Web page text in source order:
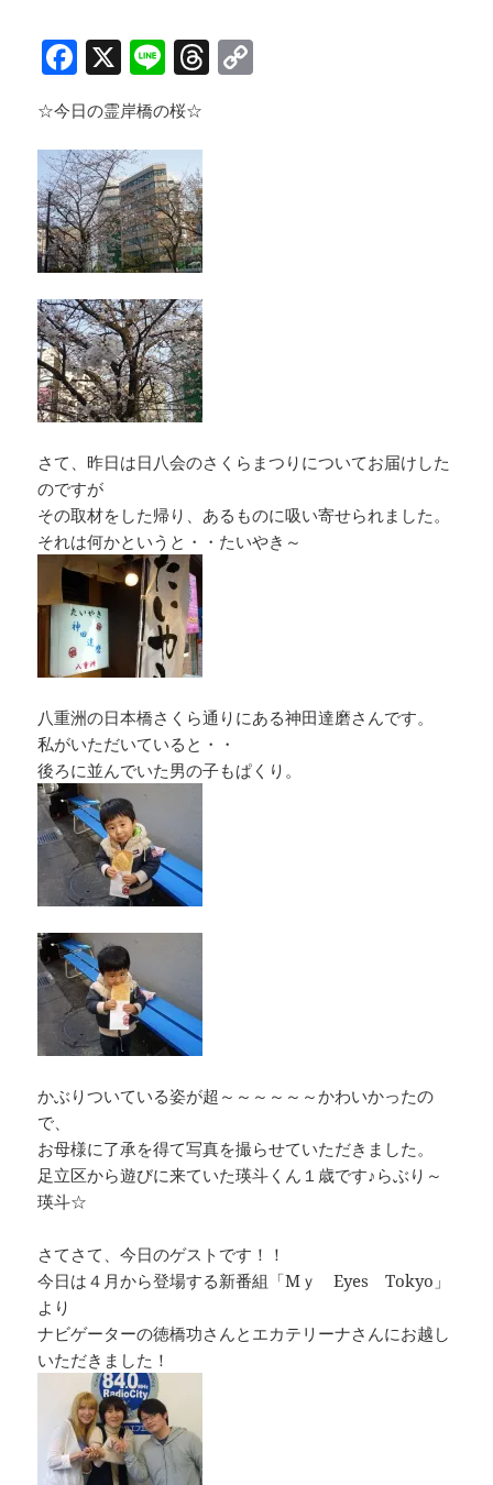
F
a
c
e
b
o
o
k
X Li
n
e
T
☆今日の霊岸橋の桜☆
さて、昨日は日八会のさくらまつりについてお届けした
のですが
その取材をした帰り、あるものに吸い寄せられました。
それは何かというと・・たいやき～
八重洲の日本橋さくら通りにある神田達磨さんです。
私がいただいていると・・
後ろに並んでいた男の子もぱくり。
かぶりついている姿が超～～～～～～かわいかったの
で、
お母様に了承を得て写真を撮らせていただきました。
足立区から遊びに来ていた瑛斗くん１歳です♪らぶり～
瑛斗☆
さてさて、今日のゲストです！！
今日は４月から登場する新番組「Mｙ Eyes Tokyo」
より
ナビゲーターの徳橋功さんとエカテリーナさんにお越し
いただきました！